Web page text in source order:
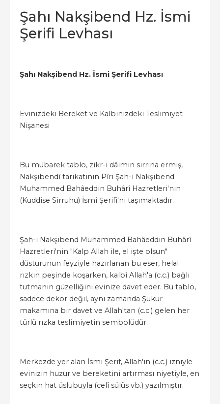
Şahı Nakşibend Hz. İsmi
Şerifi Levhası
Şahı Nakşibend Hz. İsmi Şerifi Levhası
Evinizdeki Bereket ve Kalbinizdeki Teslimiyet
Nişanesi
Bu mübarek tablo, zikr-i dâimin sırrına ermiş,
Nakşibendî tarikatının Pîri Şah-ı Nakşibend
Muhammed Bahâeddin Buhârî Hazretleri'nin
(Kuddise Sirruhu) İsmi Şerifi'ni taşımaktadır.
Şah-ı Nakşibend Muhammed Bahâeddin Buhârî
Hazretleri'nin "Kalp Allah ile, el işte olsun"
düsturunun feyziyle hazırlanan bu eser, helal
rızkın peşinde koşarken, kalbi Allah'a (c.c.) bağlı
tutmanın güzelliğini evinize davet eder. Bu tablo,
sadece dekor değil, aynı zamanda Şükür
makamına bir davet ve Allah'tan (c.c.) gelen her
türlü rızka teslimiyetin sembolüdür.
Merkezde yer alan İsmi Şerif, Allah'ın (c.c.) izniyle
evinizin huzur ve bereketini artırması niyetiyle, en
seçkin hat üslubuyla (celî sülüs vb.) yazılmıştır.